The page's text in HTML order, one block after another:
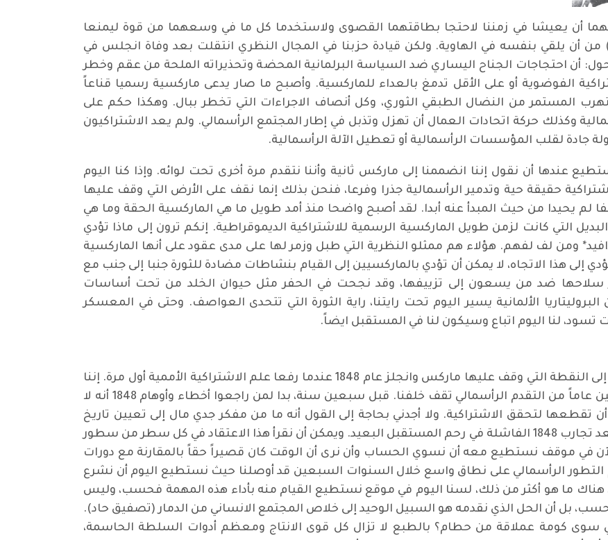
أن يعيشا في زمننا لاحتجا بطاقتهما القصوى ولاستخدما كل ما في وسعهما من قوة ليمنعا
من أن يلقي بنفسه في الهاوية. ولكن قيادة حزبنا في المجال النظري انتقلت بعد وفاة انجلس في
التحول: أن احتجاجات الجناح اليساري ضد السياسة البرلمانية المحضة وتحذيراته الملحة من عقم وخطر
الفوضوية أو على الأقل تدمغ بالعداء للماركسية. وأصبح ما صار يدعى ماركسية رسميا قناعاً
المستمر من النضال الطبقي الثوري، وكل أنصاف الاجراءات التي تخطر ببال. وهكذا حكم على
وكذلك حركة اتحادات العمال أن تهزل وتذبل في إطار المجتمع الرأسمالي. ولم يعد الاشتراكيون
جادة لقلب المؤسسات الرأسمالية أو تعطيل الآلة الرأسمالية.
عندها أن نقول إننا انضممنا إلى ماركس ثانية وأننا نتقدم مرة أخرى تحت لوائه. وإذا كنا اليوم
حقيقة حية وتدمير الرأسمالية جذرا وفرعا، فنحن بذلك إنما نقف على الأرض التي وقف عليها
1848، وإنما نتبنى موقفا لم يحيدا من حيث المبدأ عنه أبدا. لقد أصبح واضحا منذ أمد طويل ما هي الماركسية الحقة وما هي
التي كانت لزمن طويل الماركسية الرسمية للاشتراكية الديموقراطية. إنكم ترون إلى ماذا تؤدي
ومن لف لفهم. هؤلاء هم ممثلو النظرية التي طبل وزمر لها على مدى عقود على أنها الماركسية
إلى هذا الاتجاه، لا يمكن أن تؤدي بالماركسيين إلى القيام بنشاطات مضادة للثورة جنبا إلى جنب مع
سلاحها ضد من يسعون إلى تزييفها، وقد نجحت في الحفر مثل حيوان الخلد من تحت أساسات
الألمانية يسير اليوم تحت رايتنا، راية الثورة التي تتحدى العواصف. وحتى في المعسكر
تسود، لنا اليوم اتباع وسيكون لنا في المستقبل ايضاً.
دعوني، إذن، أكرر أن سير التطور التاريخي أدى بنا إلى النقطة التي وقف عليها ماركس وانجلز عام 1848 عندما رفعا علم الاشتراكية الأممية أول مرة. إننا
نقف حيث كانوا يقفون، ولكن لنا ميزة أن سبعين عاماً من التقدم الرأسمالي تقف خلفنا. قبل سبعين سنة، بدا لمن راجعوا أخطاء وأوهام 1848 أنه لا
تقطعها لتحقق الاشتراكية. ولا أجدني بحاجة إلى القول أنه ما من مفكر جدي مال إلى تعيين تاريخ
محدد لانهيار الرأسمالية، ولكن هذا التاريخ بدأ بعد تجارب 1848 الفاشلة في رحم المستقبل البعيد. ويمكن أن نقرأ هذا الاعتقاد في كل سطر من سطور
كتبها إنجلز في العام 1895. إننا الآن في موقف نستطيع معه أن نسوي الحساب وأن نرى أن الوقت كان قصيراً حقاً بالمقارنة مع دورات
التطور الرأسمالي على نطاق واسع خلال السنوات السبعين قد أوصلنا حيث نستطيع اليوم أن نشرع
بل هناك ما هو أكثر من ذلك، لسنا اليوم في موقع نستطيع القيام منه بأداء هذه المهمة فحسب، وليس
فحسب، بل أن الحل الذي نقدمه هو السبيل الوحيد إلى خلاص المجتمع الانساني من الدمار (تصفيق حاد).
سوى كومة عملاقة من حطام؟ بالطبع لا تزال كل قوى الانتاج ومعظم أدوات السلطة الحاسمة،